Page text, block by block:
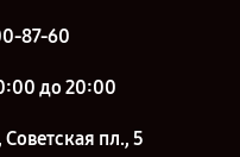
87-60
до 20:00
пл., 5